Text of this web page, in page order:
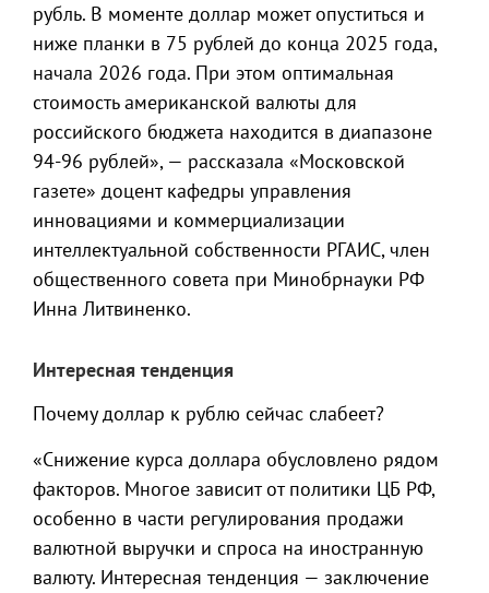
рубль. В моменте доллар может опуститься и
ниже планки в 75 рублей до конца 2025 года,
начала 2026 года. При этом оптимальная
стоимость американской валюты для
российского бюджета находится в диапазоне
94-96 рублей», — рассказала «Московской
газете» доцент кафедры управления
инновациями и коммерциализации
интеллектуальной собственности РГАИС, член
общественного совета при Минобрнауки РФ
Инна Литвиненко.
Интересная тенденция
Почему доллар к рублю сейчас слабеет?
«Снижение курса доллара обусловлено рядом
факторов. Многое зависит от политики ЦБ РФ,
особенно в части регулирования продажи
валютной выручки и спроса на иностранную
валюту. Интересная тенденция — заключение